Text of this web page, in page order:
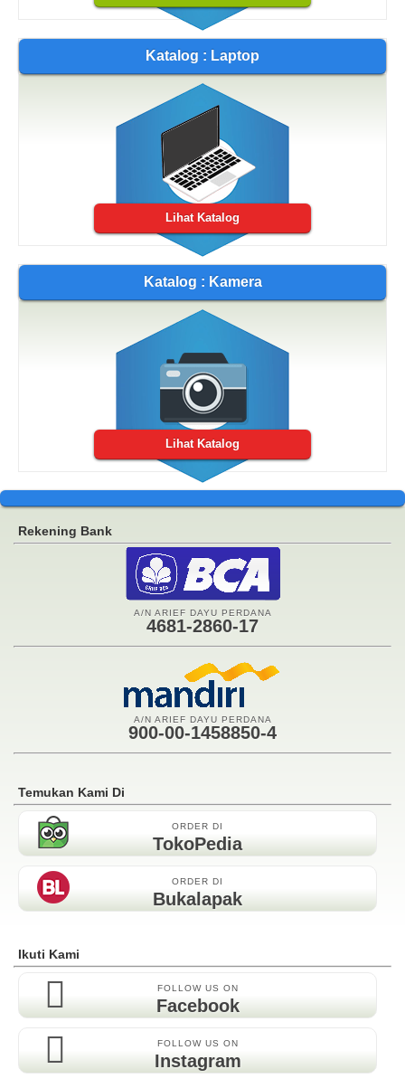
Katalog : Laptop
Lihat Katalog
Katalog : Kamera
Lihat Katalog
Rekening Bank
A/N ARIEF DAYU PERDANA
4681-2860-17
A/N ARIEF DAYU PERDANA
900-00-1458850-4
Temukan Kami Di
ORDER DI
TokoPedia
ORDER DI
Bukalapak
Ikuti Kami
FOLLOW US ON
Facebook
FOLLOW US ON
Instagram